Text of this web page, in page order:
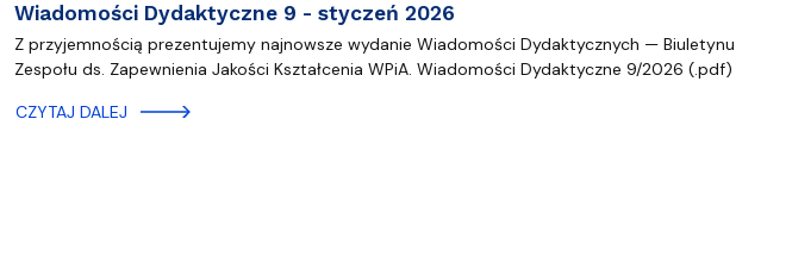
Wiadomości Dydaktyczne 9 - styczeń 2026
Z przyjemnością prezentujemy najnowsze wydanie Wiadomości Dydaktycznych — Biuletynu
Zespołu ds. Zapewnienia Jakości Kształcenia WPiA. Wiadomości Dydaktyczne 9/2026 (.pdf)
CZYTAJ DALEJ